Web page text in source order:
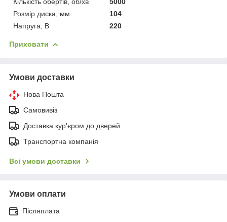
Розмір диска, мм
104
Напруга, В
220
Приховати
Умови доставки
Нова Пошта
Самовивіз
Доставка кур'єром до дверей
Транспортна компанія
Всі умови доставки
Умови оплати
Післяплата